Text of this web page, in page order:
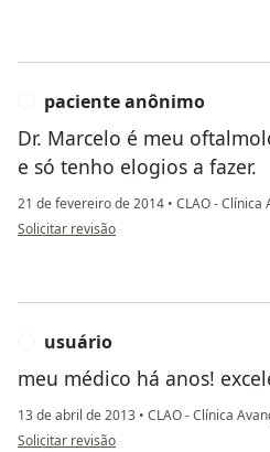
paciente anônimo
Dr. Marcelo é meu
e só tenho elogios a fazer.
21 de fevereiro de 2014 • CLAO -
na opinião do utilizador paciente anônimo
Solicitar revisão
usuário
meu médico há anos!
13 de abril de 2013 • CLAO - Clínica
na opinião do utilizador usuário
Solicitar revisão